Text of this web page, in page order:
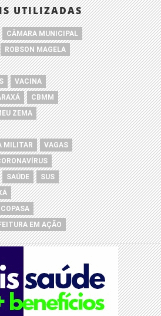
UTILIZADAS
CÂMARA MUNICIPAL
ROBSON MAGELA
VACINA
CBMM
ZEMA
MILITAR
VAGAS
SAÚDE
SUS
COPASA
EM AÇÃO